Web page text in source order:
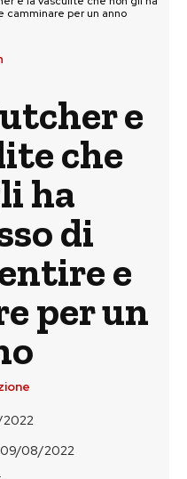
camminare per un anno
e
che
ha
di
e
per un
09/08/2022